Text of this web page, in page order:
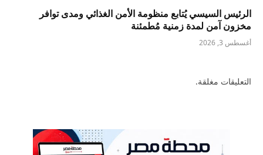
الرئيس السيسي يُتابع منظومة الأمن الغذائي ومدى توافر
مخزون آمن لمدة زمنية مُطمئنة
أغسطس 3, 2026
التعليقات مغلقة.